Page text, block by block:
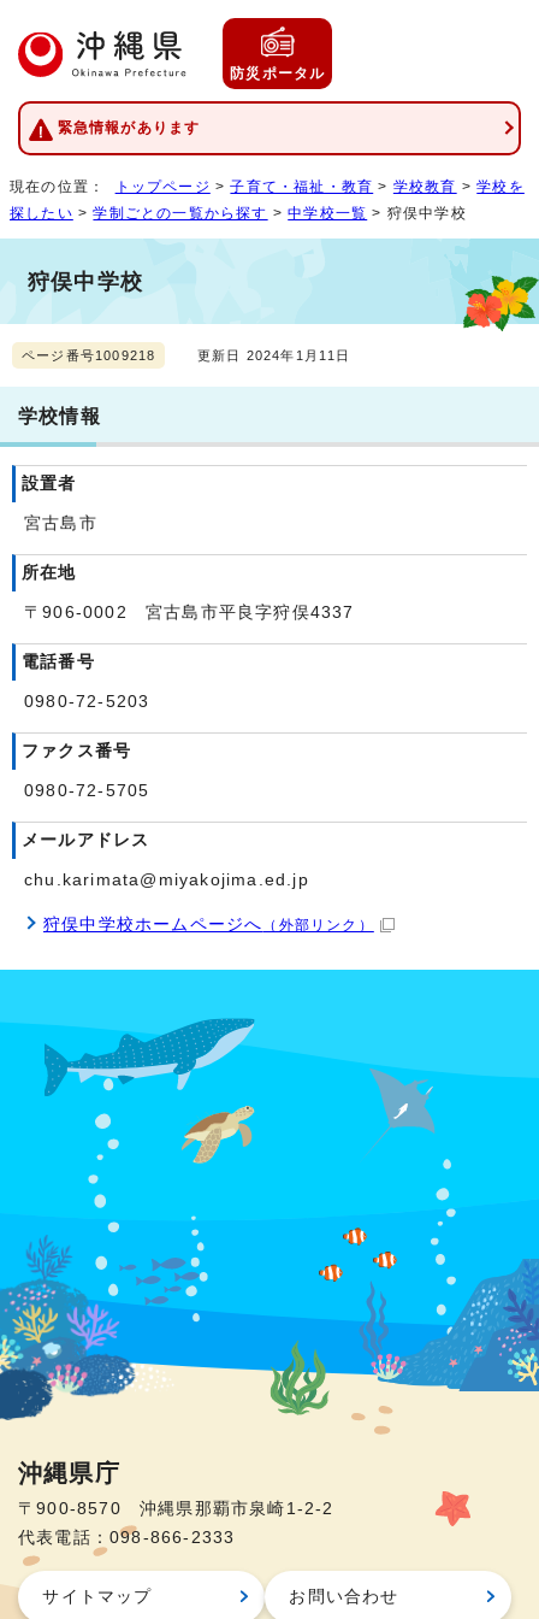
防災ポータル
緊急情報があります
現在の位置： トップページ >子育て・福祉・教育 > 学校教育 >学校を
探したい >学制ごとの一覧から探す >中学校一覧 > 狩俣中学校
狩俣中学校
ページ番号1009218 更新日 2024年1月11日
学校情報
設置者
宮古島市
所在地
〒906-0002 宮古島市平良字狩俣4337
電話番号
0980-72-5203
ファクス番号
0980-72-5705
メールアドレス
chu.karimata@miyakojima.ed.jp
狩俣中学校ホームページへ （外部リンク）
沖縄県庁
〒900-8570 沖縄県那覇市泉崎1-2-2
代表電話：098-866-2333
サイトマップ お問い合わせ